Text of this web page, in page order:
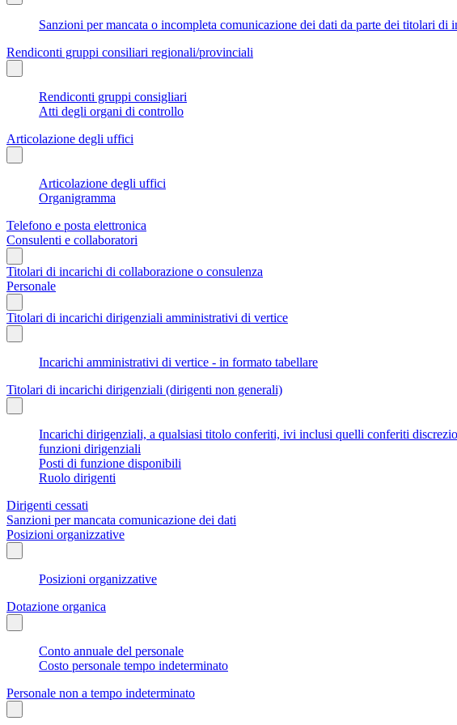
Sanzioni per mancata o incompleta comunicazione dei dati da parte dei titolari
Rendiconti gruppi consiliari regionali/provinciali
Rendiconti gruppi consigliari
Atti degli organi di controllo
Articolazione degli uffici
Articolazione degli uffici
Organigramma
Telefono e posta elettronica
Consulenti e collaboratori
Titolari di incarichi di collaborazione o consulenza
Personale
Titolari di incarichi dirigenziali amministrativi di vertice
Incarichi amministrativi di vertice - in formato tabellare
Titolari di incarichi dirigenziali (dirigenti non generali)
Incarichi dirigenziali, a qualsiasi titolo conferiti, ivi inclusi quelli conferiti
funzioni dirigenziali
Posti di funzione disponibili
Ruolo dirigenti
Dirigenti cessati
Sanzioni per mancata comunicazione dei dati
Posizioni organizzative
Posizioni organizzative
Dotazione organica
Conto annuale del personale
Costo personale tempo indeterminato
Personale non a tempo indeterminato